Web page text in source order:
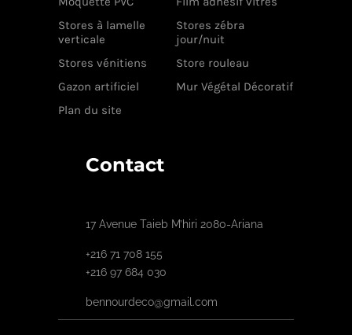
Stores à lamelle
verticale
Stores zébra
jour/nuit
Stores vénitiens
Store rouleau
Gazon artificiel
Mur Végétal Décoratif
Plan du site
Contact
17 Avenue Taieb M’hiri 2080-Ariana
+216 71 708 155
+216 97 684 030
bennourdeco@gmail.com